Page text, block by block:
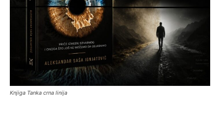
Knjiga Tanka crna linija